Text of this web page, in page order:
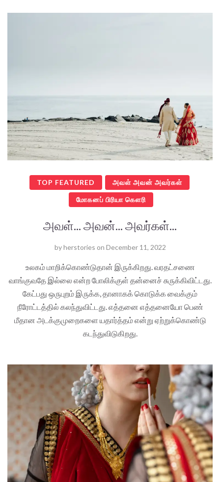
TOP FEATURED அவள் அவன் அவர்கள்
மோகனப் பிரியா கௌரி
அவள்... அவன்... அவர்கள்...
byherstories on December 11, 2022
உலகம் மாறிக்கொண்டுதான் இருக்கிறது. வரதட்சணை
வாங்குவதே இல்லை என்ற போலிக்குள் தன்னைச் சுருக்கிவிட்டது.
கேட்பது ஒருபுறம் இருக்க, தானாகக் கொடுக்க வைக்கும்
நீரோட்டத்தில் கலந்துவிட்டது. எத்தனை எத்தனையோ பெண்
மீதான அடக்குமுறைகளை யதார்த்தம் என்று ஏற்றுக்கொண்டு
கடந்துவிடுகிறது.